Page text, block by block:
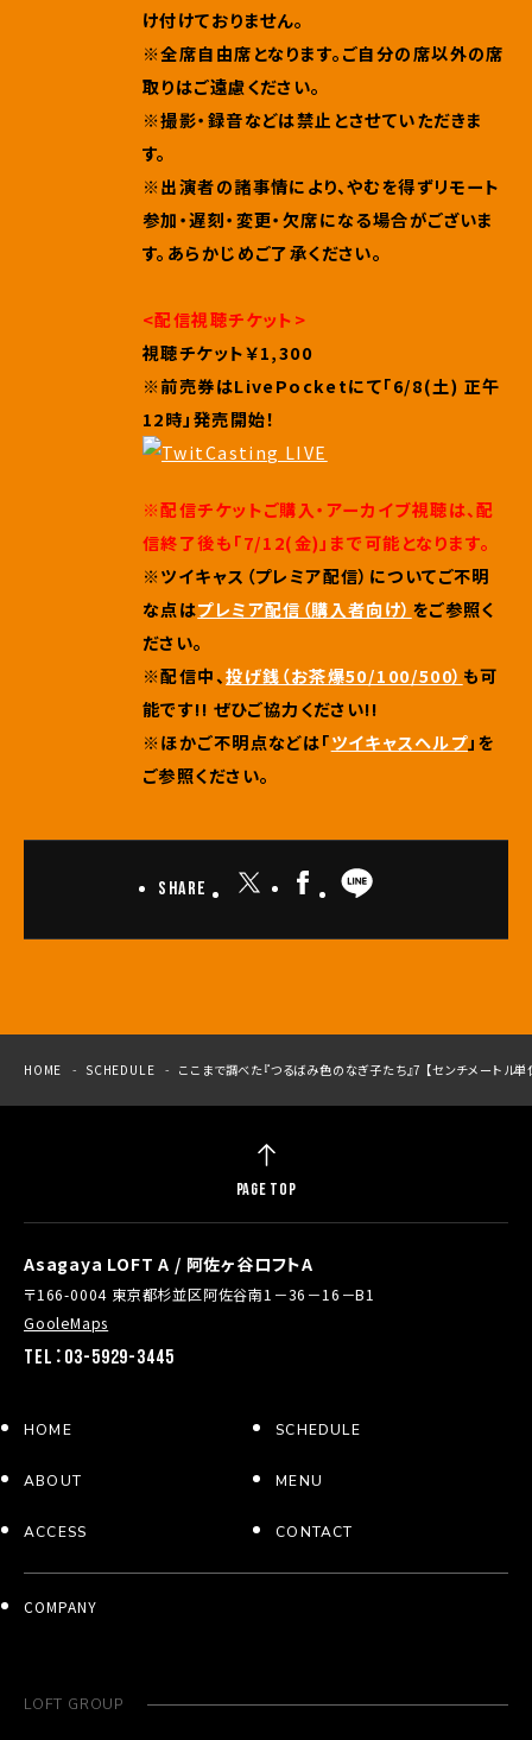
け付けておりません。
※全席自由席となります。 ご自分の席以外の席
取りはご遠慮ください。
※撮影・録音などは禁止とさせていただきま
す。
※出演者の諸事情により、やむを得ずリモート
参加・遅刻・変更・欠席になる場合がございま
す。あらかじめご了承ください。
<配信視聴チケット>
視聴チケット￥1,300
※前売券はLivePocketにて「6/8(土) 正午
12時」発売開始！
※配信チケットご購入・アーカイブ視聴は、配
信終了後も「7/12(金)」まで可能となります。
※ツイキャス（プレミア配信）についてご不明
な点はプレミア配信（購入者向け） をご参照く
ださい。
※配信中、投げ銭（お茶爆50/100/500） も可
能です!! ぜひご協力ください!!
※ほかご不明点などは「ツイキャスヘルプ」を
ご参照ください。
Share
HOME SCHEDULE ここまで調べた『つるばみ色のなぎ子たち』7 【センチメートル
Asagaya LOFT A / 阿佐ヶ谷ロフトA
〒166-0004 東京都杉並区阿佐谷南1－36－16－B1
GooleMaps
TEL：03-5929-3445
HOME SCHEDULE
ABOUT MENU
ACCESS CONTACT
COMPANY
LOFT GROUP
PAGE TOP